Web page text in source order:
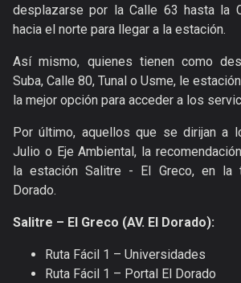
desplazarse por la Calle 63 hasta la
hacia el norte para llegar a la estación.
Así mismo, quienes tienen como
Suba, Calle 80, Tunal o Usme, le
la mejor opción para acceder a los
Por último, aquellos que se dirijan a
Julio o Eje Ambiental, la
la estación Salitre - El Greco, en la
Dorado.
Salitre – El Greco (AV. El Dorado):
Ruta Fácil 1 – Universidades
Ruta Fácil 1 – Portal El Dorado